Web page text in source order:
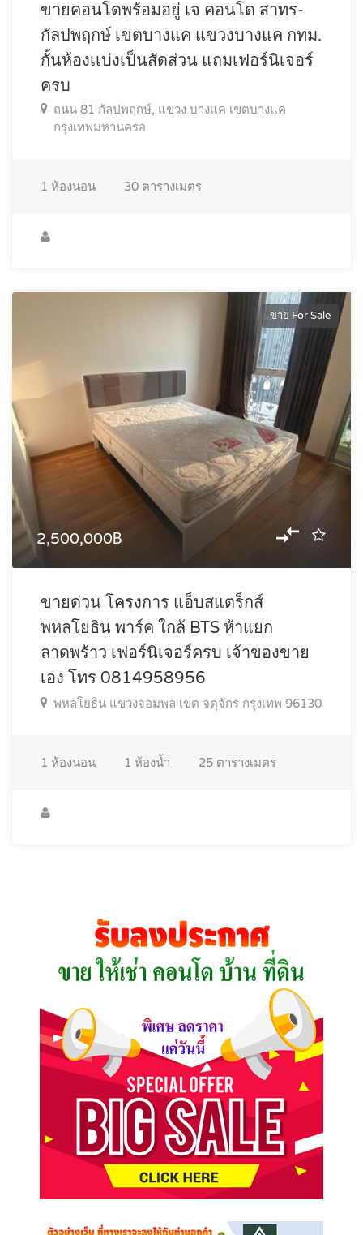
ขายคอนโดพร้อมอยู่ เจ คอนโด สาทร-
กัลปพฤกษ์ เขตบางแค แขวงบางแค กทม.
กั้นห้องเเบ่งเป็นสัดส่วน แถมเฟอร์นิเจอร์
ครบ
ถนน 81 กัลปพฤกษ์, แขวง บางแค เขตบางแค
กรุงเทพมหานครอ
1 ห้องนอน 30 ตารางเมตร
ขาย For Sale
2,500,000฿
ขายด่วน โครงการ แอ็บสแตร็กส์
พหลโยธิน พาร์ค ใกล้ BTS ห้าแยก
ลาดพร้าว เฟอร์นิเจอร์ครบ เจ้าของขาย
เอง โทร 0814958956
พหลโยธิน แขวงจอมพล เขต จตุจักร กรุงเทพ 96130
1 ห้องนอน 1 ห้องน้ำ 25 ตารางเมตร